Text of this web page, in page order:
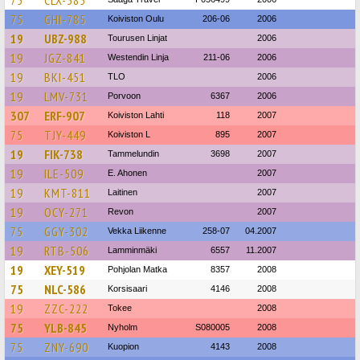
75 GHI-785 Koiviston Oulu 206-06 2006
19 UBZ-988 Tourusen Linjat 2006
19 JGZ-841 Westendin Linja 211-06 2006
19 BKI-451 TLO 2006
19 LMV-731 Porvoon 6367 2006
307 ERF-907 Koiviston Lahti 118 2007
75 TJY-449 Koiviston L 895 2007
19 FIK-738 Tammelundin 3698 2007
19 ILE-509 E. Ahonen 2007
19 KMT-811 Laitinen 2007
19 OCY-271 Revon 2007
75 GGY-302 Vekka Liikenne 258-07 04.2007
19 RTB-506 Lamminmäki 6557 11.2007
19 XEY-519 Pohjolan Matka 8357 2008
75 NLC-586 Korsisaari 4146 2008
19 ZZC-222 Tokee 2008
75 YLB-845 Nyholm S080005 2008
75 ZNY-690 Kuopion 4143 2008